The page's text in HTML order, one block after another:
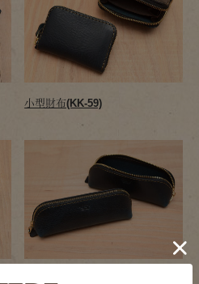
小型財布(KK-59)